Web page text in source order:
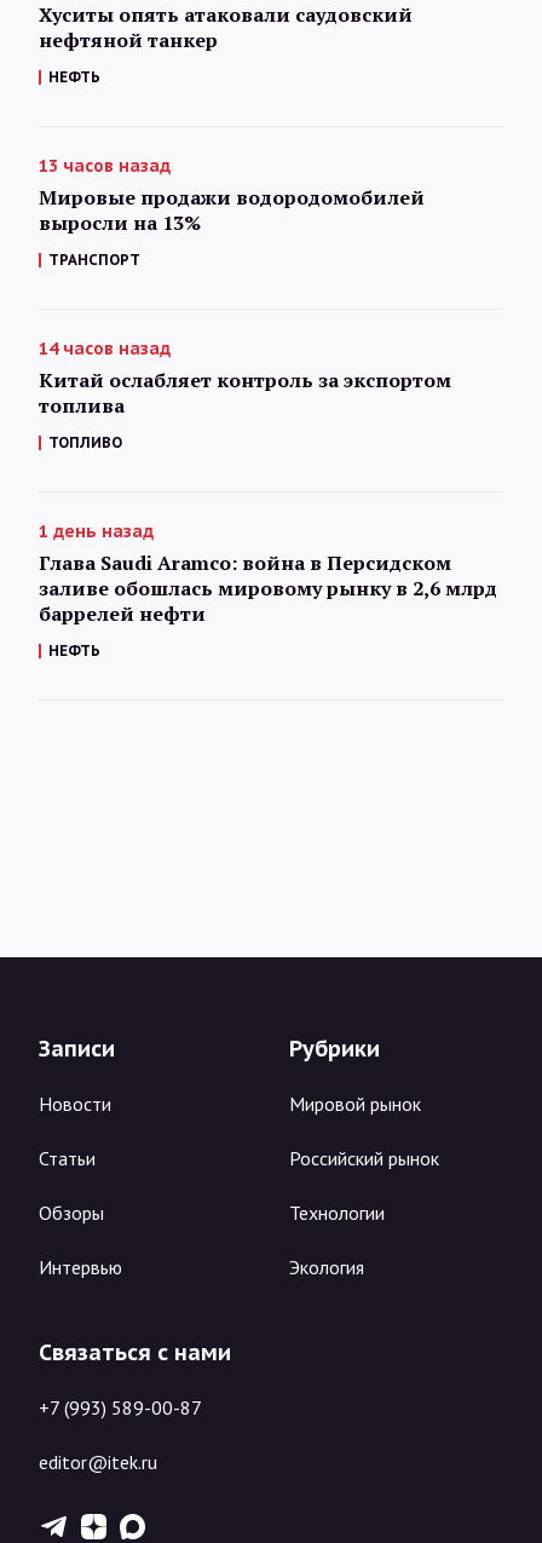
Хуситы опять атаковали саудовский
нефтяной танкер
НЕФТЬ
13 часов назад
Мировые продажи водородомобилей
выросли на 13%
ТРАНСПОРТ
14 часов назад
Китай ослабляет контроль за экспортом
топлива
ТОПЛИВО
1 день назад
Глава Saudi Aramco: война в Персидском
заливе обошлась мировому рынку в 2,6 млрд
баррелей нефти
НЕФТЬ
Записи
Новости
Статьи
Обзоры
Интервью
Рубрики
Мировой рынок
Российский рынок
Технологии
Экология
Связаться с нами
+7 (993) 589-00-87
editor@itek.ru
T Z X